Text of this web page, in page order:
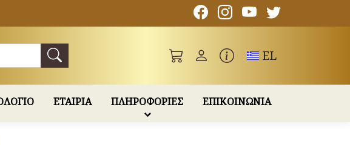
Toggle
EL
ΕΤΑΙΡΙΑ ΠΛΗΡΟΦΟΡΙΕΣ ΕΠΙΚΟΙΝΩΝΙΑ